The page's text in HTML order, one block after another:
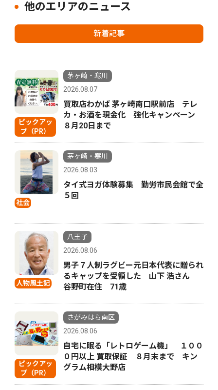
他のエリアのニュース
新着記事
ピックアッ
プ（PR）
茅ヶ崎・寒川
2026.08.07
買取店わかば 茅ヶ崎南口駅前店 テレ
カ・お酒を現金化 強化キャンペーン
８月20日まで
社会
茅ヶ崎・寒川
2026.08.03
タイ式ヨガ体験募集 勤労市民会館で全
５回
人物風土記
八王子
2026.08.06
男子７人制ラグビー元日本代表に贈られ
るキャップを受領した 山下 浩さん
谷野町在住 71歳
ピックアッ
プ（PR）
さがみはら南区
2026.08.06
自宅に眠る「レトロゲーム機」 １００
０円以上 買取保証 ８月末まで キン
グラム相模大野店